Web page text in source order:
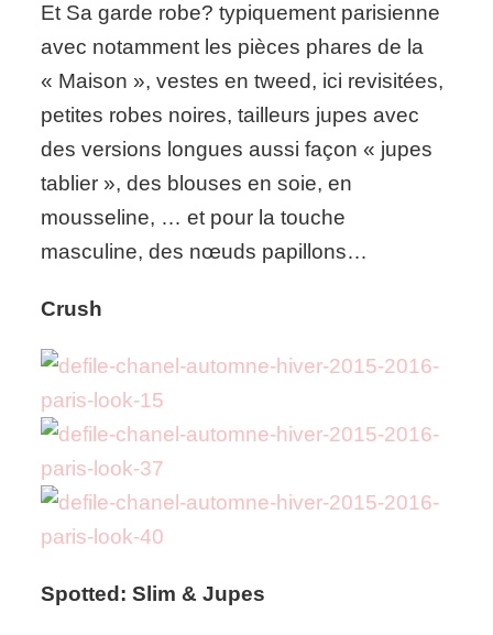
Et Sa garde robe? typiquement parisienne
avec notamment les pièces phares de la
« Maison », vestes en tweed, ici revisitées,
petites robes noires, tailleurs jupes avec
des versions longues aussi façon « jupes
tablier », des blouses en soie, en
mousseline, … et pour la touche
masculine, des nœuds papillons…
Crush
Spotted: Slim & Jupes